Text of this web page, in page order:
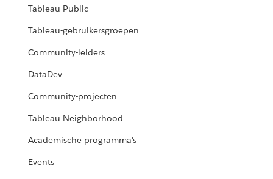
Tableau Public
Tableau-gebruikersgroepen
Community-leiders
DataDev
Community-projecten
Tableau Neighborhood
Academische programma's
Events